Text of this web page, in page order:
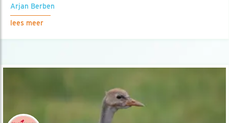
Arjan Berben
lees meer